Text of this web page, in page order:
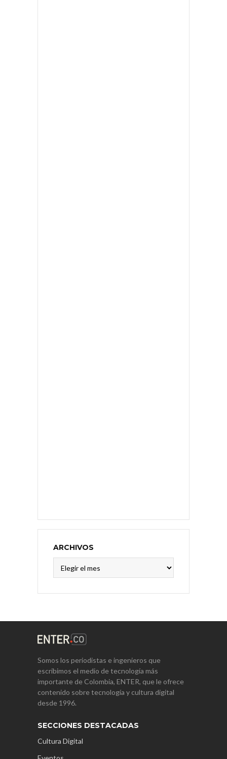
ARCHIVOS
Somos los periodistas e ingenieros que
escribimos el medio de tecnología más
importante de Colombia, ENTER, que le ofrece
contenido sobre tecnología y cultura digital
desde 1996.
SECCIONES DESTACADAS
Cultura Digital